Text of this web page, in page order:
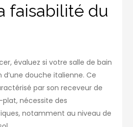
faisabilité du
évaluez si votre salle de bain
d’une douche italienne. Ce
par son receveur de
nécessite des
notamment au niveau de